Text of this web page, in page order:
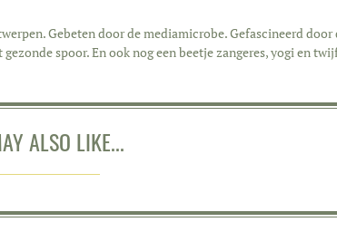
Gebeten door de mediamicrobe. Gefascineerd door
spoor. En ook nog een beetje zangeres, yogi en
ALSO LIKE...